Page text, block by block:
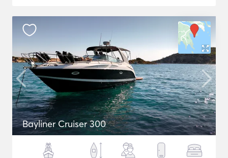
Bayliner Cruiser 300